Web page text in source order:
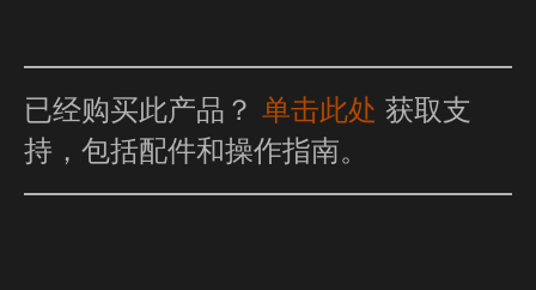
已经购买此产品？ 单击此处 获取支
持，包括配件和操作指南。